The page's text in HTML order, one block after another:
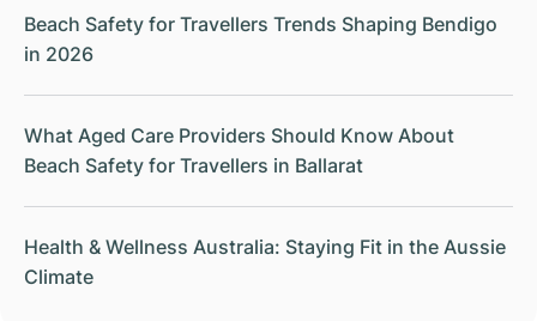
Beach Safety for Travellers Trends Shaping Bendigo
in 2026
What Aged Care Providers Should Know About
Beach Safety for Travellers in Ballarat
Health & Wellness Australia: Staying Fit in the Aussie
Climate